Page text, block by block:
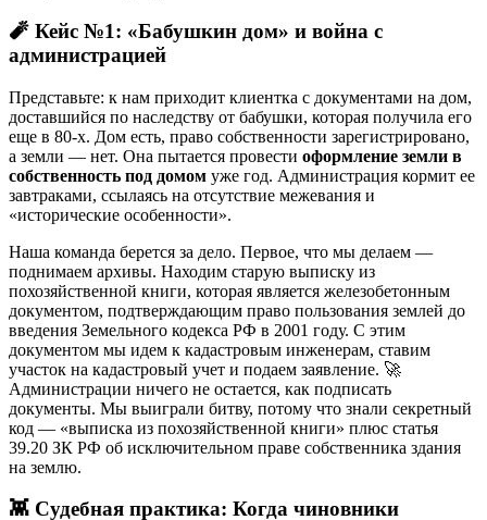
🧨 Кейс №1: «Бабушкин дом» и война с
администрацией
Представьте: к нам приходит клиентка с документами на дом,
доставшийся по наследству от бабушки, которая получила его
еще в 80-х. Дом есть, право собственности зарегистрировано,
а земли — нет. Она пытается провести оформление земли в
собственность под домом уже год. Администрация кормит ее
завтраками, ссылаясь на отсутствие межевания и
«исторические особенности».
Наша команда берется за дело. Первое, что мы делаем —
поднимаем архивы. Находим старую выписку из
похозяйственной книги, которая является железобетонным
документом, подтверждающим право пользования землей до
введения Земельного кодекса РФ в 2001 году. С этим
документом мы идем к кадастровым инженерам, ставим
участок на кадастровый учет и подаем заявление. 🚀
Администрации ничего не остается, как подписать
документы. Мы выиграли битву, потому что знали секретный
код — «выписка из похозяйственной книги» плюс статья
39.20 ЗК РФ об исключительном праве собственника здания
на землю.
👾 Судебная практика: Когда чиновники